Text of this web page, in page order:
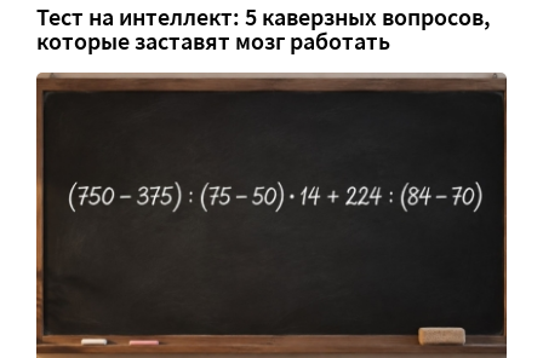
Тест на интеллект: 5 каверзных вопросов,
которые заставят мозг работать